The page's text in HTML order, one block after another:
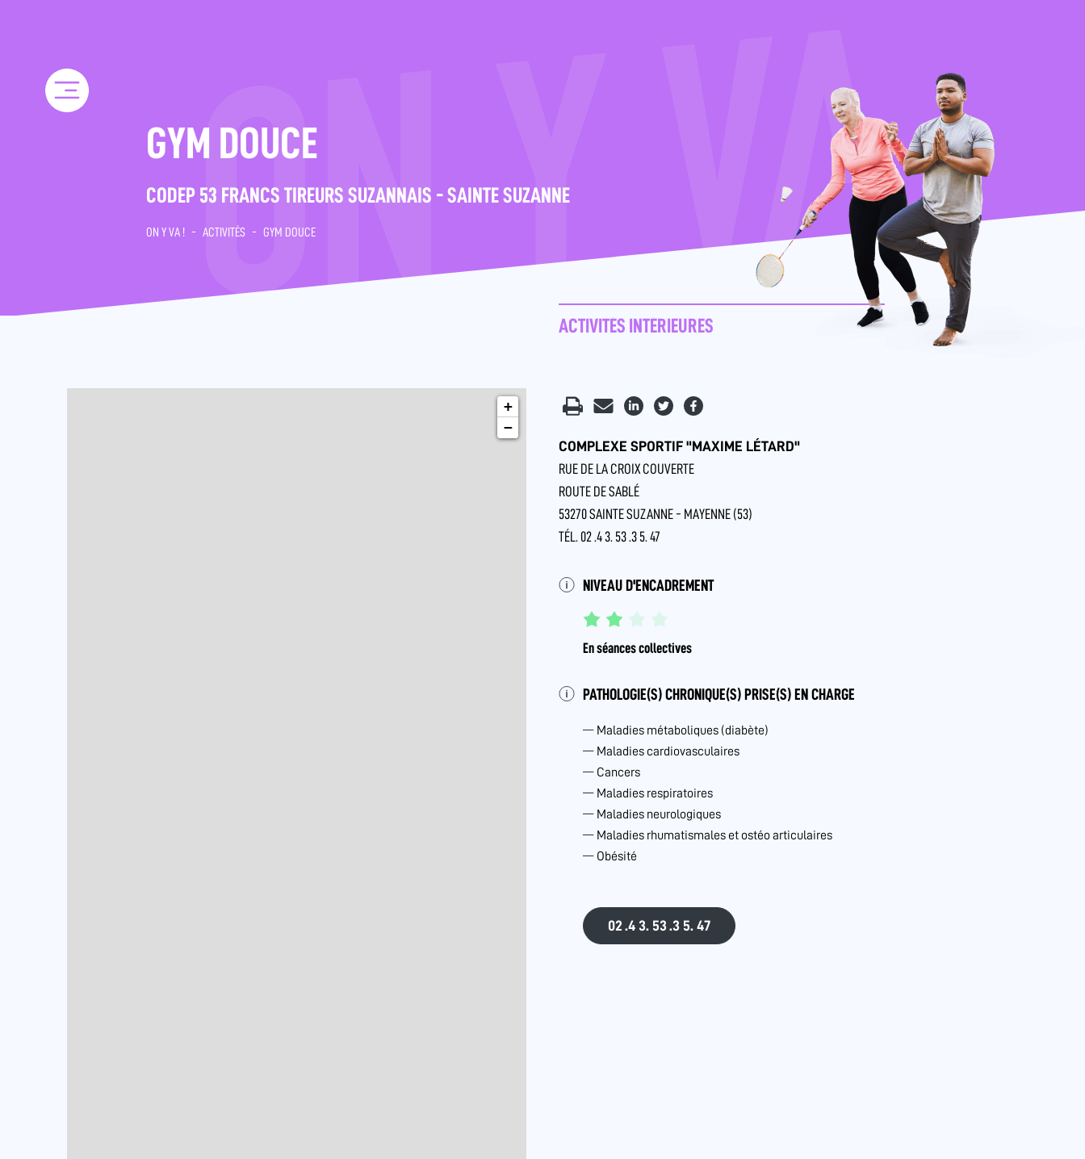
GYM DOUCE
CODEP 53 FRANCS TIREURS SUZANNAIS - SAINTE SUZANNE
ON Y VA ! - ACTIVITÉS - GYM DOUCE
+
−
ACTIVITÉS INTÉRIEURES
COMPLEXE SPORTIF "MAXIME LÉTARD"
RUE DE LA CROIX COUVERTE
ROUTE DE SABLÉ
53270 SAINTE SUZANNE - MAYENNE (53)
TÉL. 02 .4 3. 53 .3 5. 47
NIVEAU D'ENCADREMENT
En séances collectives
PATHOLOGIE(S) CHRONIQUE(S) PRISE(S) EN CHARGE
Maladies métaboliques (diabète)
Maladies cardiovasculaires
Cancers
Maladies respiratoires
Maladies neurologiques
Maladies rhumatismales et ostéo articulaires
Obésité
02 .4 3. 53 .3 5. 47